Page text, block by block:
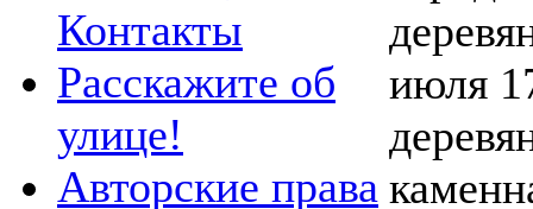
Контакты
Расскажите об
улице!
Авторские права
июля